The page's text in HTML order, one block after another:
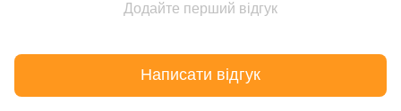
Додайте перший відгук
Написати відгук